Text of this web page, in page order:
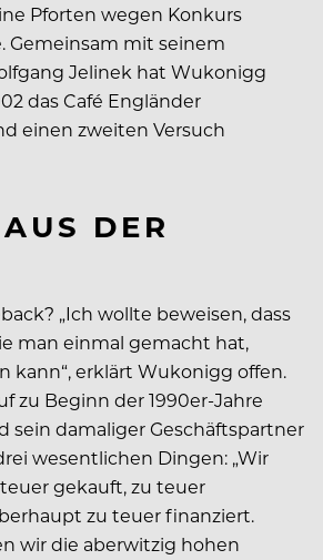
Pforten wegen Konkurs
Gemeinsam mit seinem
Jelinek hat Wukonigg
das Café Engländer
einen zweiten Versuch
DER
„Ich wollte beweisen, dass
man einmal gemacht hat,
kann“, erklärt Wukonigg offen.
zu Beginn der 1990er-Jahre
sein damaliger Geschäftspartner
wesentlichen Dingen: „Wir
gekauft, zu teuer
zu teuer finanziert.
wir die aberwitzig hohen